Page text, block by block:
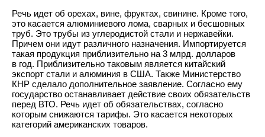
Речь идет об орехах, вине, фруктах, свинине. Кроме того,
это касается алюминиевого лома, сварных и бесшовных
труб. Это трубы из углеродистой стали и нержавейки.
Причем они идут различного назначения. Импортируется
такая продукция приблизительно на 3 млрд. долларов
в год. Приблизительно таковым является китайский
экспорт стали и алюминия в США. Также Министерство
КНР сделало дополнительное заявление. Согласно ему
государство останавливает действие своих обязательств
перед ВТО. Речь идет об обязательствах, согласно
которым снижаются тарифы. Это касается некоторых
категорий американских товаров.